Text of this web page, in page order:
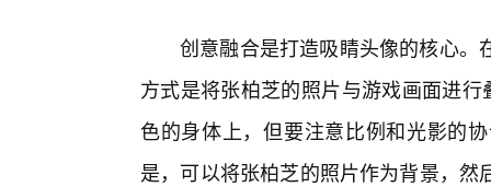
创意融合是打造吸睛头像的核心。
方式是将张柏芝的照片与游戏画面进
色的身体上，但要注意比例和光影的
是，可以将张柏芝的照片作为背景，